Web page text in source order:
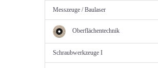
Messzeuge / Baulaser
Oberflächentechnik
Schraubwerkzeuge I